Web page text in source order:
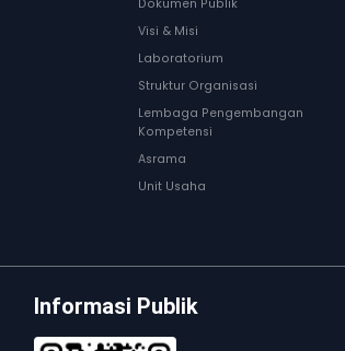
Dokumen Publik
Visi & Misi
Laboratorium
Struktur Organisasi
Lembaga Pengembangan
Kompetensi
Asrama
Unit Usaha
Informasi Publik